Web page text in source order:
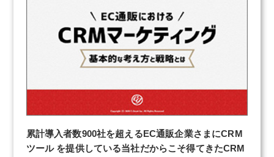
累計導入者数900社を超えるEC通販企業さまにCRM
ツール を提供している当社だからこそ得てきたCRM